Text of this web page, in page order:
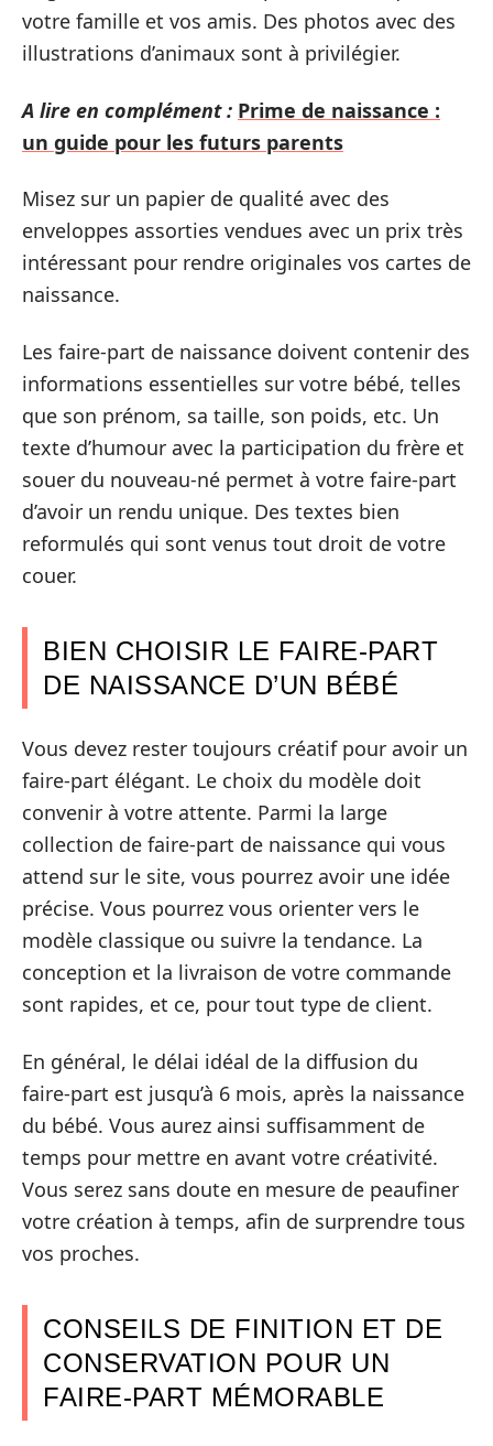
votre famille et vos amis. Des photos avec des
illustrations d’animaux sont à privilégier.
A lire en complément : Prime de naissance :
un guide pour les futurs parents
Misez sur un papier de qualité avec des
enveloppes assorties vendues avec un prix très
intéressant pour rendre originales vos cartes de
naissance.
Les faire-part de naissance doivent contenir des
informations essentielles sur votre bébé, telles
que son prénom, sa taille, son poids, etc. Un
texte d’humour avec la participation du frère et
souer du nouveau-né permet à votre faire-part
d’avoir un rendu unique. Des textes bien
reformulés qui sont venus tout droit de votre
couer.
BIEN CHOISIR LE FAIRE-PART
DE NAISSANCE D’UN BÉBÉ
Vous devez rester toujours créatif pour avoir un
faire-part élégant. Le choix du modèle doit
convenir à votre attente. Parmi la large
collection de faire-part de naissance qui vous
attend sur le site, vous pourrez avoir une idée
précise. Vous pourrez vous orienter vers le
modèle classique ou suivre la tendance. La
conception et la livraison de votre commande
sont rapides, et ce, pour tout type de client.
En général, le délai idéal de la diffusion du
faire-part est jusqu’à 6 mois, après la naissance
du bébé. Vous aurez ainsi suffisamment de
temps pour mettre en avant votre créativité.
Vous serez sans doute en mesure de peaufiner
votre création à temps, afin de surprendre tous
vos proches.
CONSEILS DE FINITION ET DE
CONSERVATION POUR UN
FAIRE-PART MÉMORABLE